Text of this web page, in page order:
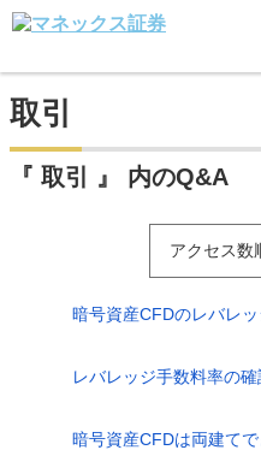
取引
『 取引 』 内のQ&A
アクセス数
暗号資産CFDのレバレ
レバレッジ手数料率の
暗号資産CFDは両建てで